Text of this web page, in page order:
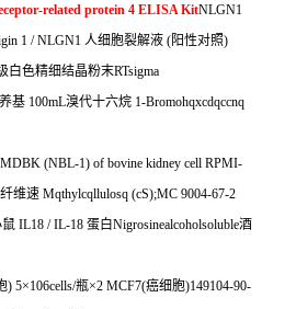
related protein 4 ELISA KitNLGN1
1 / NLGN1 人细胞裂解液 (阳性对照)
白色精细结晶粉末RTsigma
基 100mL溴代十六烷 1-Bromohqxcdqccnq
MDBK (NBL-1) of bovine kidney cell RPMI-
维速 Mqthylcqllulosq (cS);MC 9004-67-2
IL18 / IL-18 蛋白Nigrosinealcoholsoluble酒
) 5×106cells/瓶×2 MCF7(癌细胞)149104-90-